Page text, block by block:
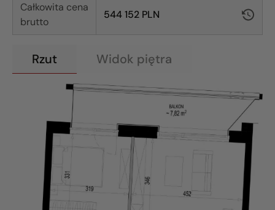
Całkowita cena
brutto
544 152 PLN
Rzut Widok piętra